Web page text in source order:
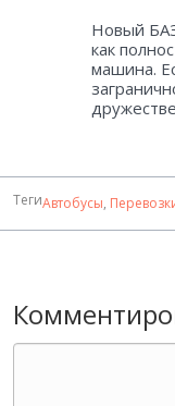
Новый
как
машина.
ТегиАвтобусы,